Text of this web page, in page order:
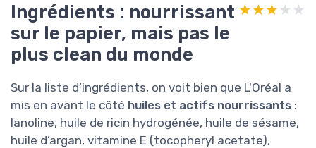
Ingrédients : nourrissant
sur le papier, mais pas le
plus clean du monde
★★★★★
★★★★★
Sur la liste d’ingrédients, on voit bien que L'Oréal a
mis en avant le côté huiles et actifs nourrissants :
lanoline, huile de ricin hydrogénée, huile de sésame,
huile d’argan, vitamine E (tocopheryl acetate),